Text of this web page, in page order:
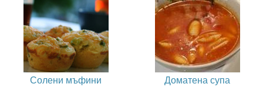
Солени мъфини Доматена супа